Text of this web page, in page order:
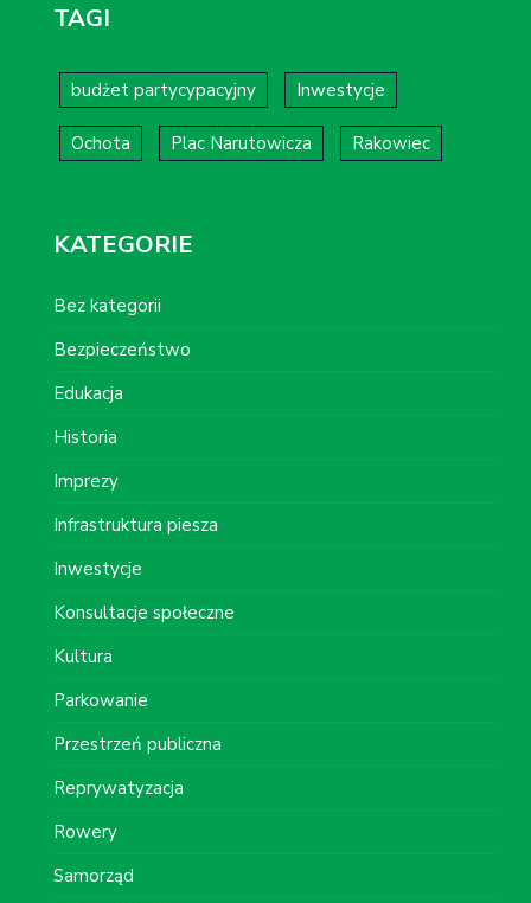
TAGI
budżet partycypacyjny Inwestycje
Ochota Plac Narutowicza Rakowiec
KATEGORIE
Bez kategorii
Bezpieczeństwo
Edukacja
Historia
Imprezy
Infrastruktura piesza
Inwestycje
Konsultacje społeczne
Kultura
Parkowanie
Przestrzeń publiczna
Reprywatyzacja
Rowery
Samorząd